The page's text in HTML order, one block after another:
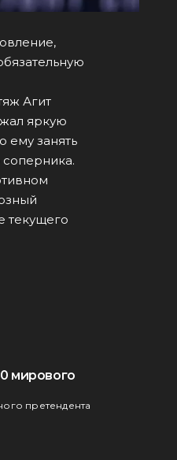
Агит
яркую
ему занять
соперника.
текущего
мирового
претендента